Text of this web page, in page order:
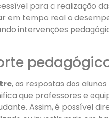
para a realização
em tempo real o
intervenções
, as respostas dos
que professores e
Assim, é possível